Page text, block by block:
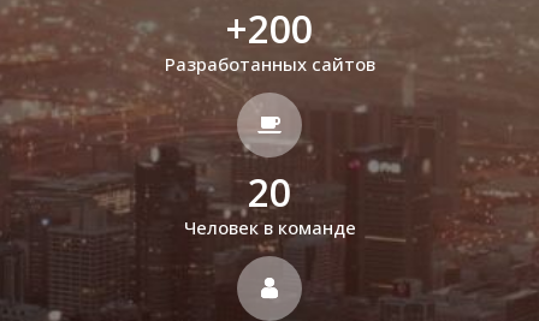
+200
Разработанных сайтов
20
Человек в команде